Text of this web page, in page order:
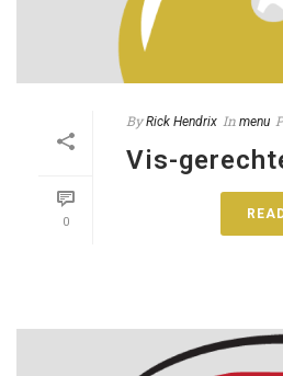
0
By Rick Hendrix In menu
Vis-